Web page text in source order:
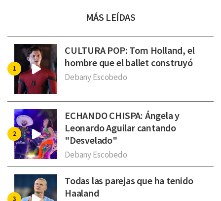
MÁS LEÍDAS
CULTURA POP: Tom Holland, el
hombre que el ballet construyó
Debany Escobedo
ECHANDO CHISPA: Ángela y
Leonardo Aguilar cantando
"Desvelado"
Debany Escobedo
Todas las parejas que ha tenido
Haaland